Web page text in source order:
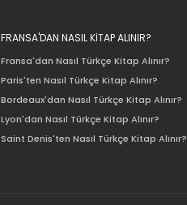
FRANSA'DAN NASIL KİTAP ALINIR?
Fransa'dan Nasıl Türkçe Kitap Alınır?
Paris'ten Nasıl Türkçe Kitap Alınır?
Bordeaux'dan Nasıl Türkçe Kitap Alınır?
Lyon'dan Nasıl Türkçe Kitap Alınır?
Saint Denis'ten Nasıl Türkçe Kitap Alınır?